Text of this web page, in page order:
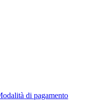
di pagamento